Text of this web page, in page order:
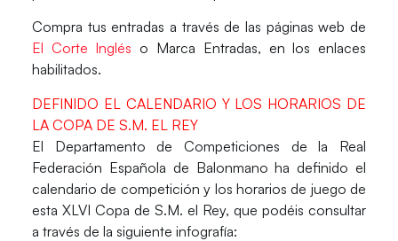
Compra tus entradas a través de las páginas web de
El Corte Inglés o Marca Entradas, en los enlaces
habilitados.
DEFINIDO EL CALENDARIO Y LOS HORARIOS DE
LA COPA DE S.M. EL REY
El Departamento de Competiciones de la Real
Federación Española de Balonmano ha definido el
calendario de competición y los horarios de juego de
esta XLVI Copa de S.M. el Rey, que podéis consultar
a través de la siguiente infografía: